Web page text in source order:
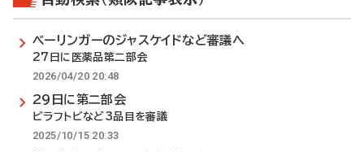
ベーリンガーのジャスケイドなど審議へ
27日に医薬品第二部会
2026/04/20 20:48
29日に第二部会
ビラフトビなど3品目を審議
2025/10/15 20:33